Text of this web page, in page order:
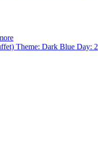
Theme: Dark Blue Day: 2